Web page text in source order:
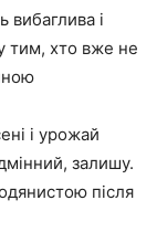
вибаглива і
тим, хто вже не
і урожай
залишу.
після